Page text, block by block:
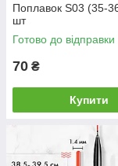
Поплавок S03 (35-
шт
Готово до відправки
70 ₴
Купити